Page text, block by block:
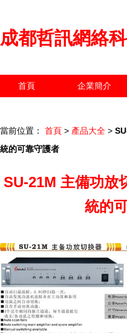
成都哲訊網絡
首頁 企業簡介
當前位置： 首頁 > 產品大全 >
統的可靠守護者
SU-21M 主備功放
統的